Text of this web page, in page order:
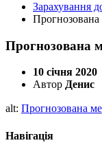
Зарахування
Прогнозована
Прогнозована
10 січня 2020
Автор Денис
alt: Прогнозована
Навігація